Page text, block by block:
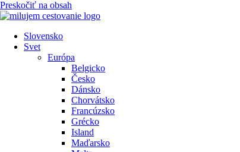
Preskočiť na obsah
Slovensko
Svet
Európa
Belgicko
Česko
Dánsko
Chorvátsko
Francúzsko
Grécko
Island
Maďarsko